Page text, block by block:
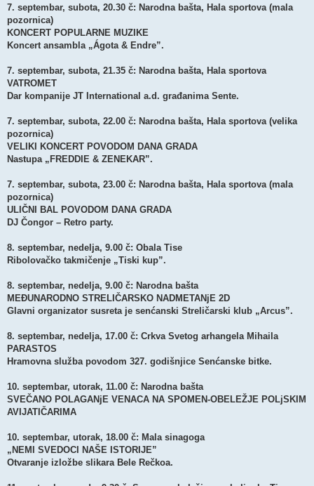
7. septembar, subota, 20.30 č: Narodna bašta, Hala sportova (mala
pozornica)
KONCERT POPULARNE MUZIKE
Koncert ansambla „Ágota & Endre”.
7. septembar, subota, 21.35 č: Narodna bašta, Hala sportova
VATROMET
Dar kompanije JT International a.d. građanima Sente.
7. septembar, subota, 22.00 č: Narodna bašta, Hala sportova (velika
pozornica)
VELIKI KONCERT POVODOM DANA GRADA
Nastupa „FREDDIE & ZENEKAR”.
7. septembar, subota, 23.00 č: Narodna bašta, Hala sportova (mala
pozornica)
ULIČNI BAL POVODOM DANA GRADA
DJ Čongor – Retro party.
8. septembar, nedelja, 9.00 č: Obala Tise
Ribolovačko takmičenje „Tiski kup”.
8. septembar, nedelja, 9.00 č: Narodna bašta
MEĐUNARODNO STRELIČARSKO NADMETANjE 2D
Glavni organizator susreta je senćanski Streličarski klub „Arcus”.
8. septembar, nedelja, 17.00 č: Crkva Svetog arhangela Mihaila
PARASTOS
Hramovna služba povodom 327. godišnjice Senćanske bitke.
10. septembar, utorak, 11.00 č: Narodna bašta
SVEČANO POLAGANjE VENACA NA SPOMEN-OBELEŽJE POLjSKIM
AVIJATIČARIMA
10. septembar, utorak, 18.00 č: Mala sinagoga
„NEMI SVEDOCI NAŠE ISTORIJE”
Otvaranje izložbe slikara Bele Rečkoa.